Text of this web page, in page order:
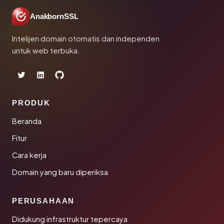
AnakbornSSL
Intelijen domain otomatis dan independen
untuk web terbuka.
PRODUK
Beranda
Fitur
Cara kerja
Domain yang baru diperiksa
PERUSAHAAN
Didukung infrastruktur tepercaya